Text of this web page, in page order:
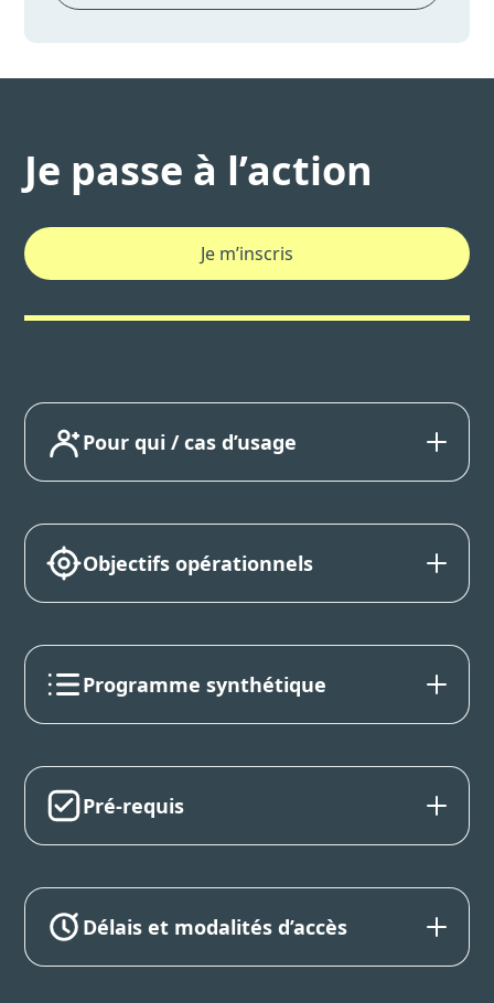
Je passe à l’action
Je m’inscris
Pour qui / cas d’usage
Objectifs opérationnels
Programme synthétique
Pré-requis
Délais et modalités d’accès